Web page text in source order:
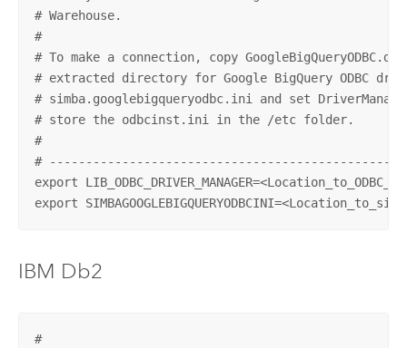
# Warehouse.
#
# To make a connection, copy
# extracted directory for Google BigQuery ODBC
# simba.googlebigqueryodbc.ini and set
# store the odbcinst.ini in the /etc folder.
#
#
export
export
IBM Db2
#